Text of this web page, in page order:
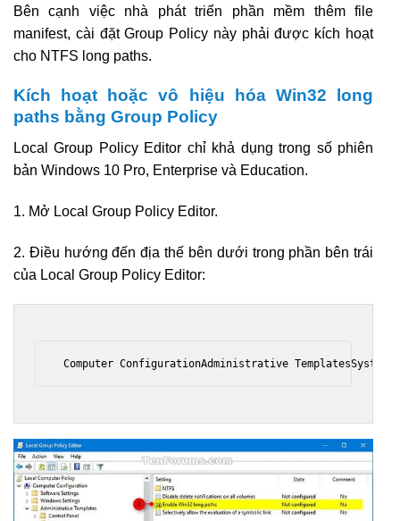
Bên cạnh việc nhà phát triển phần mềm thêm file
manifest, cài đặt Group Policy này phải được kích hoạt
cho NTFS long paths.
Kích hoạt hoặc vô hiệu hóa Win32 long
paths bằng Group Policy
Local Group Policy Editor chỉ khả dụng trong số phiên
bản Windows 10 Pro, Enterprise và Education.
1. Mở Local Group Policy Editor.
2. Điều hướng đến địa thế bên dưới trong phần bên trái
của Local Group Policy Editor:
Computer ConfigurationAdministrative